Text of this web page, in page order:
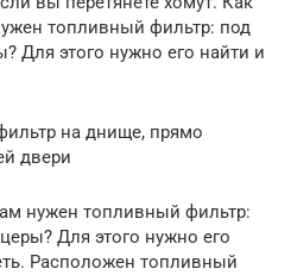
топливный фильтр: под
Для этого нужно его найти и
на днище, прямо
двери
нужен топливный фильтр:
Для этого нужно его
Расположен топливный